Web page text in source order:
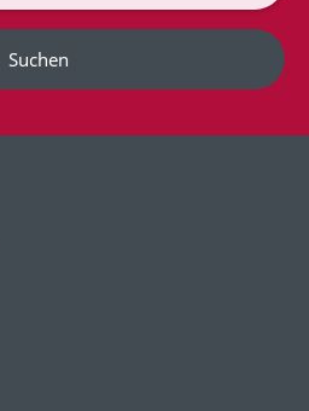
Suchen